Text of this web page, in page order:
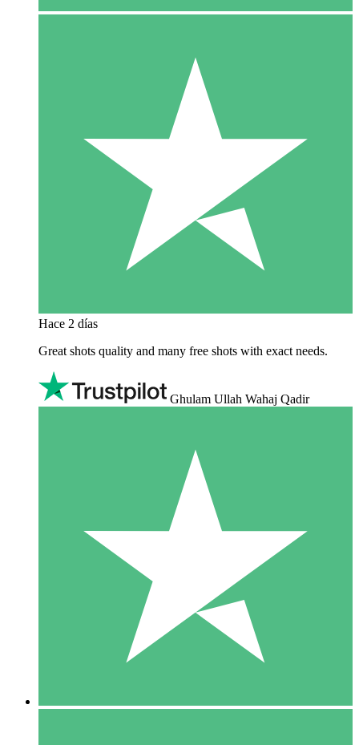
Hace 2 días
Great shots quality and many free shots with exact needs.
Ghulam Ullah Wahaj Qadir